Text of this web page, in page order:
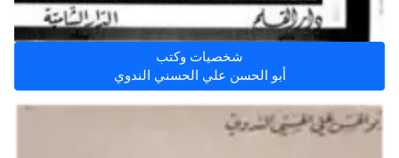
شخصيات وكتب
أبو الحسن علي الحسني الندوي